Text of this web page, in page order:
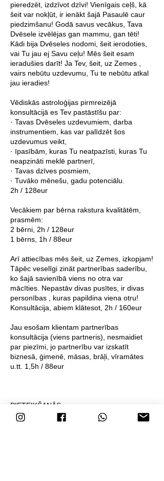
pieredzēt, izdzīvot dzīvi! Vienīgais ceļš, kā
šeit var nokļūt, ir ienākt šajā Pasaulē caur
piedzimšanu! Godā savus vecākus, Tava
Dvēsele izvēlējas gan mammu, gan tēti!
Kādi bija Dvēseles nodomi, šeit ierodoties,
vai Tu jau ej Savu ceļu! Mēs šeit esam
ieradušies darīt! Ja Tev, šeit, uz Zemes ,
vairs nebūtu uzdevumu, Tu te nebūtu atkal
jau ieradies!
Vēdiskās astroloģijas pirmreizējā
konsultācijā es Tev pastāstīšu par:
· Tavas Dvēseles uzdevumiem, darba
instrumentiem, kas var palīdzēt šos
uzdevumus veikt,
· īpasībām, kuras Tu neatpazīsti, kuras Tu
neapzināti meklē partnerī,
· Tavas dzīves posmiem,
· Tuvāko mēnešu, gadu potenciālu.
2h / 128eur
Vecākiem par bērna rakstura kvalitātēm,
prasmēm:
2 bērni, 2h / 128eur
1 bērns, 1h / 88eur
Arī attiecības mēs šeit, uz Zemes, izkopjam!
Tāpēc veselīgi zināt partnerības saderību,
ko šajā savienībā viens no otra var
mācīties. Nepastāv divas pusītes, ir divas
personības , kuras papildina viena otru!
Konsultācija, abiem klātesot, 2h / 160eur
Jau esošam klientam partnerības
konsultācija (viens partneris), nesmaidiet
par piezīmi, jo partnerību var izskatīt
biznesā, ģimenē, māsas, brāļi, vīramātes
u.tt. 1,5h / 88eur
PIETEIKŠANĀS:
Lai vienotos par konsultācijas laiku, lūdzu,